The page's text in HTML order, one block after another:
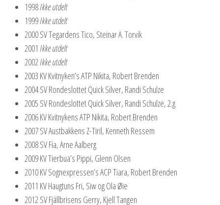
1998Ikke utdelt
1999Ikke utdelt
2000 SV Tegardens Tico, Steinar A. Torvik
2001 Ikke utdelt
2002 Ikke utdelt
2003 KV Kvitnyken’s ATP Nikita, Robert Brenden
2004 SV Rondeslottet Quick Silver, Randi Schulze
2005 SV Rondeslottet Quick Silver, Randi Schulze, 2.g
2006 KV Kvitnykens ATP Nikita, Robert Brenden
2007 SV Austbakkens Z-Tiril, Kenneth Ressem
2008 SV Fia, Arne Aalberg
2009 KV Tierbua’s Pippi, Glenn Olsen
2010 KV Sognexpressen’s ACP Tiara, Robert Brenden
2011 KV Haugtuns Fri, Siw og Ola Øie
2012 SV Fjällbrisens Gerry, Kjell Tangen